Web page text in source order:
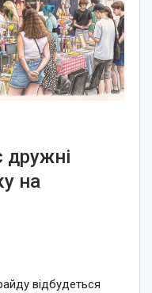
дружні
на
відбудеться